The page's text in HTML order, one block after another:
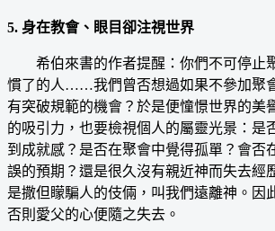
5. 身在教會、眼目卻注視世界
希伯來書的作者提醒：你們不可停止
慣了的人……我們曾否想過如果不參加聚
有突破規範的機會？於是便憧憬世界的美
的吸引力，也要檢視個人的屬靈光景：是
到成就感？是否在聚會中覺得孤單？會否
誤的預期？還是很久沒有親近神而失去經
是撒但矇騙人的伎倆，叫我們遠離神。因
否則愛父的心便隨之失去。